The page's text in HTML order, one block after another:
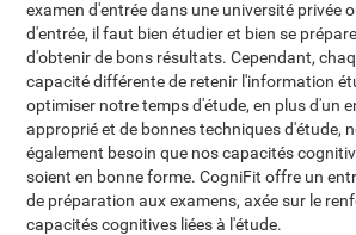
examen d'entrée dans une université privée
d'entrée, il faut bien étudier et bien se
d'obtenir de bons résultats. Cependant,
capacité différente de retenir l'information
optimiser notre temps d'étude, en plus d'un
approprié et de bonnes techniques d'étude,
également besoin que nos capacités
soient en bonne forme. CogniFit offre un
de préparation aux examens, axée sur le
capacités cognitives liées à l'étude.